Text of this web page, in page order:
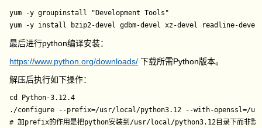
yum -y groupinstall "Development Tools"
yum -y install bzip2-devel gdbm-devel xz-devel readline-
最后进行python编译安装：
https://www.python.org/downloads/ 下载所需Python版本。
解压后执行如下操作：
cd Python-3.12.4
./configure --prefix=/usr/local/python3.12 --with-openssl=/
# 加prefix的作用是把python安装到/usr/local/python3.12目录下而非默认